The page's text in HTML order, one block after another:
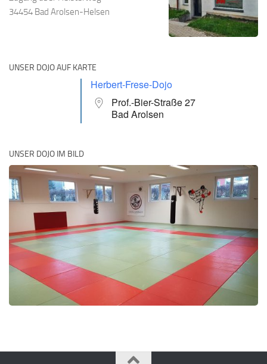
34454 Bad Arolsen-Helsen
UNSER DOJO AUF KARTE
Herbert-Frese-Dojo
Prof.-Bier-Straße 27
Bad Arolsen
UNSER DOJO IM BILD